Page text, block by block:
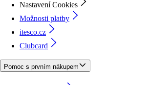
Nastavení Cookies
Možnosti platby
itesco.cz
Clubcard
Pomoc s prvním nákupem